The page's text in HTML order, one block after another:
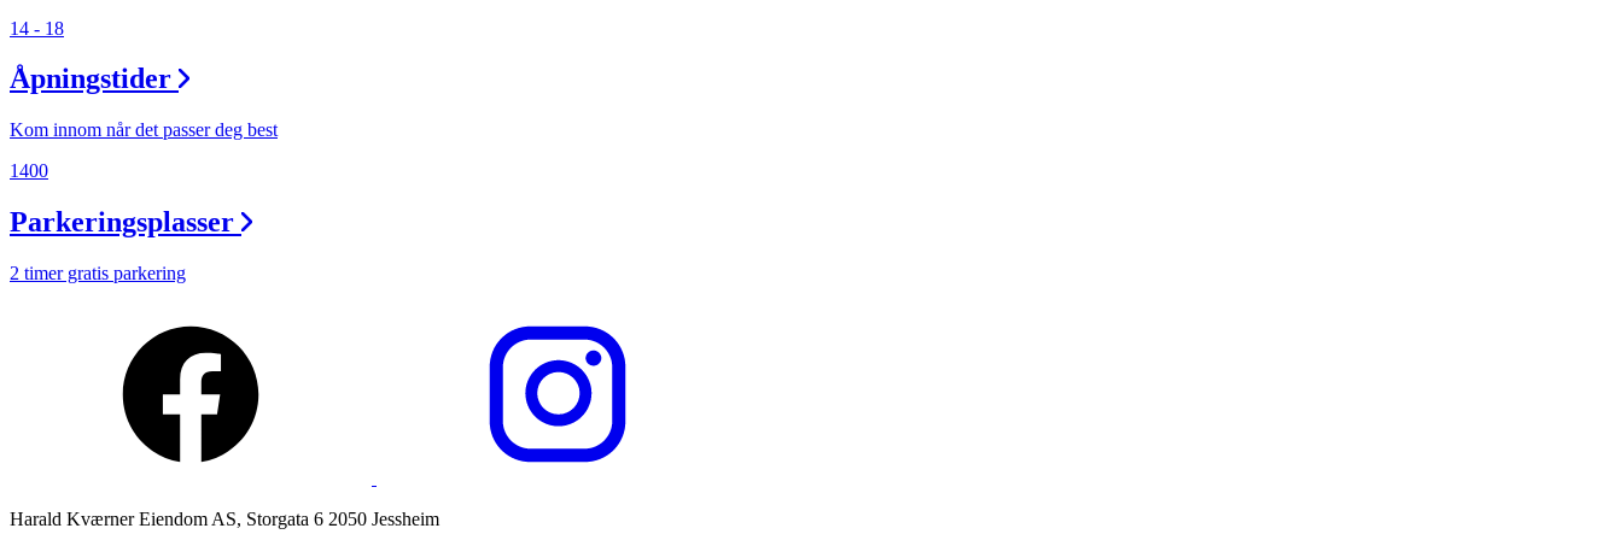
Gavekort
14 - 18
Åpningstider
Kom innom når det passer deg best
1400
Parkeringsplasser
2 timer gratis parkering
Harald Kværner Eiendom AS, Storgata 6 2050 Jessheim